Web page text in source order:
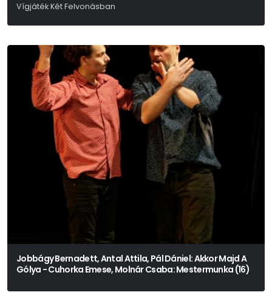
Vígjáték Két Felvonásban
Jobbágy Bernadett, Antal Attila, Pál Dániel: Akkor Majd A
Gólya - Cuhorka Emese, Molnár Csaba: Mestermunka (16)